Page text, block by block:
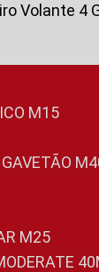
Volante 4
M15
GAVETÃO
M25